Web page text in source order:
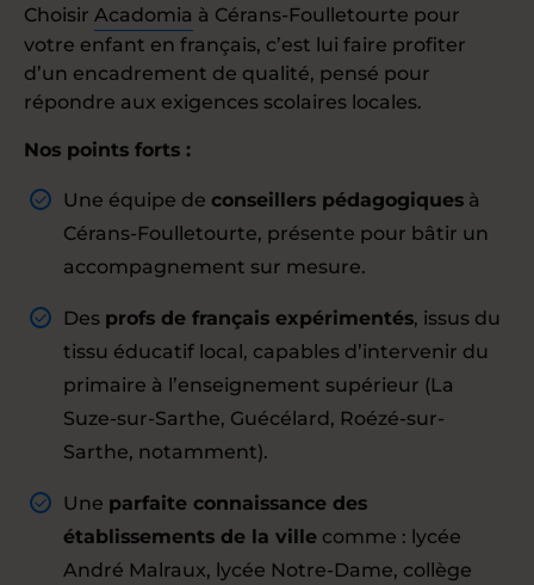
Choisir Acadomia à Cérans-Foulletourte pour
votre enfant en français, c’est lui faire profiter
d’un encadrement de qualité, pensé pour
répondre aux exigences scolaires locales.
Nos points forts :
Une équipe de conseillers pédagogiques à
Cérans-Foulletourte, présente pour bâtir un
accompagnement sur mesure.
Des profs de français expérimentés, issus du
tissu éducatif local, capables d’intervenir du
primaire à l’enseignement supérieur (La
Suze-sur-Sarthe, Guécélard, Roézé-sur-
Sarthe, notamment).
Une parfaite connaissance des
établissements de la ville comme : lycée
André Malraux, lycée Notre-Dame, collège